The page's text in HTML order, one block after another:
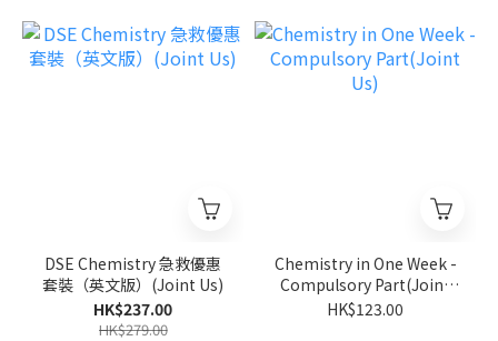
DSE Chemistry 急救優惠
套裝（英文版）(Joint Us)
HK$237.00
HK$279.00
Chemistry in One Week -
Compulsory Part(Joint
Us)
HK$123.00